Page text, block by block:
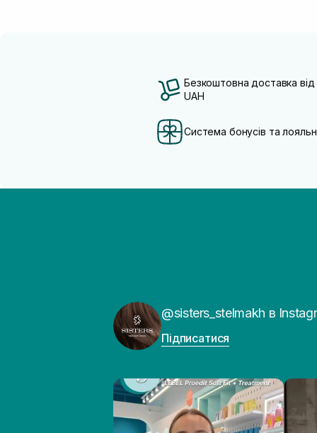
Безкоштовна доставка
UAH
Система бонусів та
@sisters_stelmakh в
Підписатися